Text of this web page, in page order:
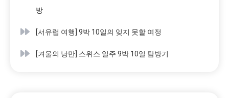
방
[서유럽 여행] 9박 10일의 잊지 못할 여정
[겨울의 낭만] 스위스 일주 9박 10일 탐방기